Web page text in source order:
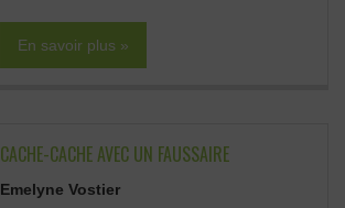
En savoir plus »
CACHE-CACHE AVEC UN FAUSSAIRE
Emelyne Vostier